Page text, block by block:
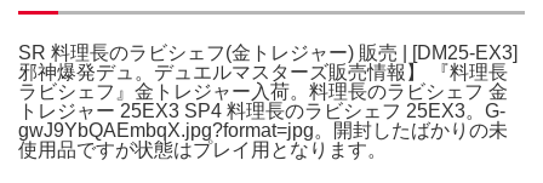
SR 料理長のラビシェフ(金トレジャー) 販売 | [DM25-EX3]
邪神爆発デュ。デュエルマスターズ販売情報】 『料理長
ラビシェフ』金トレジャー入荷。料理長のラビシェフ 金
トレジャー 25EX3 SP4 料理長のラビシェフ 25EX3。G-
gwJ9YbQAEmbqX.jpg?format=jpg。開封したばかりの未
使用品ですが状態はプレイ用となります。